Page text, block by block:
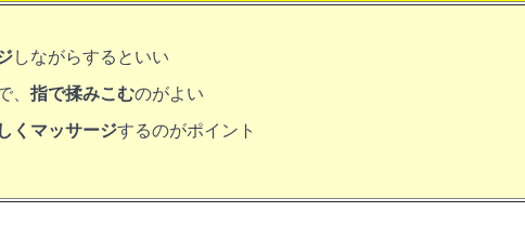
しながらするといい
指で揉みこむのがよい
くマッサージするのがポイント